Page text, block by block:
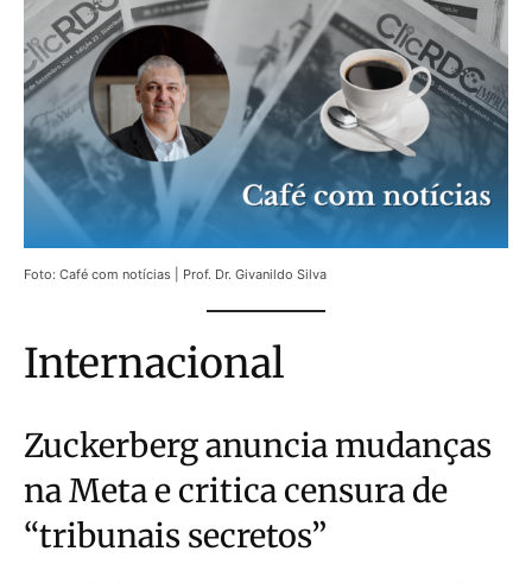
Foto: Café com notícias | Prof. Dr. Givanildo Silva
Internacional
Zuckerberg anuncia mudanças
na Meta e critica censura de
“tribunais secretos”